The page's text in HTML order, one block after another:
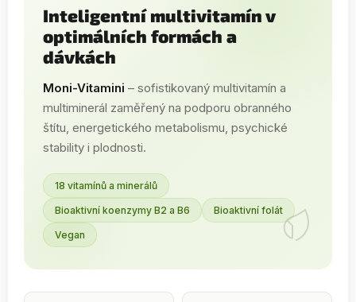
Inteligentní multivitamín v
optimálních formách a
dávkách
Moni-Vitamini – sofistikovaný multivitamín a
multiminerál zaměřený na podporu obranného
štítu, energetického metabolismu, psychické
stability i plodnosti.
18 vitamínů a minerálů
Bioaktivní koenzymy B2 a B6 Bioaktivní folát
Vegan